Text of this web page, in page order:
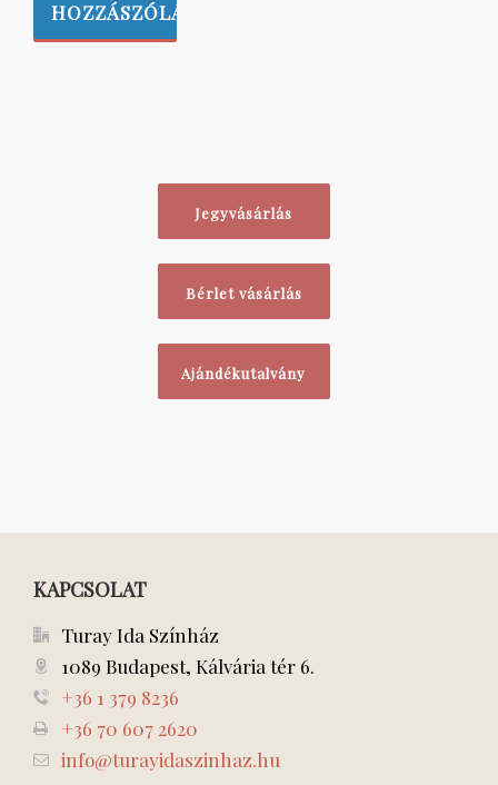
Jegyvásárlás
Bérlet vásárlás
Ajándékutalvány
KAPCSOLAT
Turay Ida Színház
1089 Budapest, Kálvária tér 6.
+36 1 379 8236
+36 70 607 2620
info@turayidaszinhaz.hu